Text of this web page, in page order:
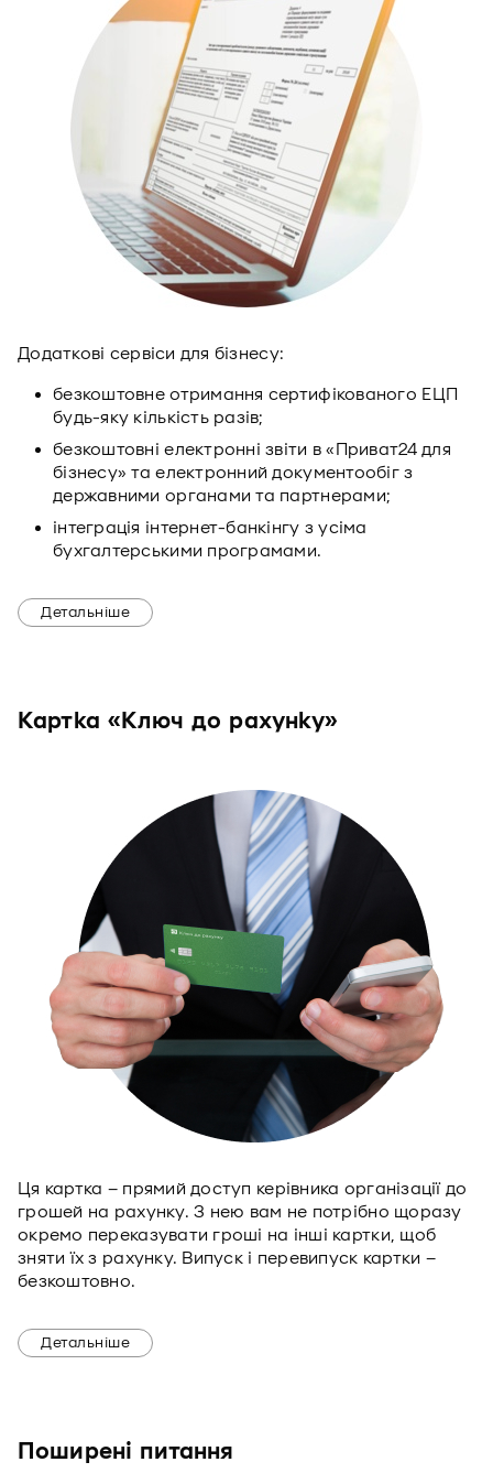
Додаткові сервіси для бізнесу:
безкоштовне отримання сертифікованого ЕЦП
будь-яку кількість разів;
безкоштовні електронні звіти в «Приват24 для
бізнесу» та електронний документообіг з
державними органами та партнерами;
інтеграція інтернет-банкінгу з усіма
бухгалтерськими програмами.
Детальніше
Картка «Ключ до рахунку»
Ця картка – прямий доступ керівника організації до
грошей на рахунку. З нею вам не потрібно щоразу
окремо переказувати гроші на інші картки, щоб
зняти їх з рахунку. Випуск і перевипуск картки –
безкоштовно.
Детальніше
Поширенi питання